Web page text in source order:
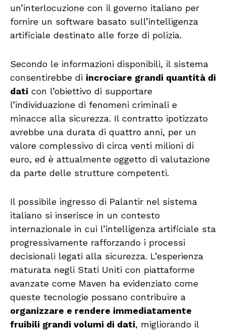
un’interlocuzione con il governo italiano per
fornire un software basato sull’intelligenza
artificiale destinato alle forze di polizia.
Secondo le informazioni disponibili, il sistema
consentirebbe di incrociare grandi quantità di
dati con l’obiettivo di supportare
l’individuazione di fenomeni criminali e
minacce alla sicurezza. Il contratto ipotizzato
avrebbe una durata di quattro anni, per un
valore complessivo di circa venti milioni di
euro, ed è attualmente oggetto di valutazione
da parte delle strutture competenti.
Il possibile ingresso di Palantir nel sistema
italiano si inserisce in un contesto
internazionale in cui l’intelligenza artificiale sta
progressivamente rafforzando i processi
decisionali legati alla sicurezza. L’esperienza
maturata negli Stati Uniti con piattaforme
avanzate come Maven ha evidenziato come
queste tecnologie possano contribuire a
organizzare e rendere immediatamente
fruibili grandi volumi di dati, migliorando il